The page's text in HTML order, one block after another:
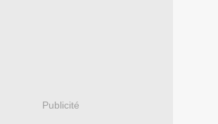
Publicité